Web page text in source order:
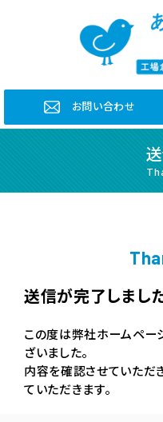
お問い合わせ
送信が完了しました
この度は弊社ホームペー
ざいました。
内容を確認させていただ
ていただきます。